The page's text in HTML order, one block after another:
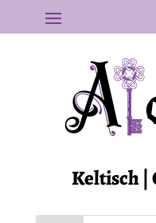
Keltisch |